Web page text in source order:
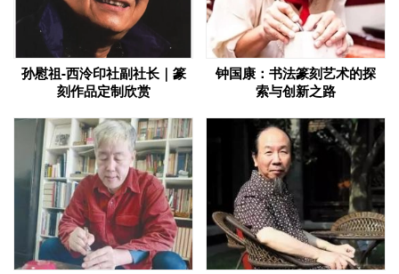
孙慰祖-西泠印社副社长｜篆
刻作品定制欣赏
钟国康：书法篆刻艺术的探
索与创新之路